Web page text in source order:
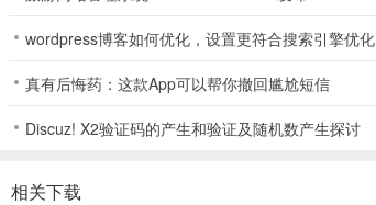
wordpress博客如何优化，设置更符合搜索引擎优化
真有后悔药：这款App可以帮你撤回尴尬短信
Discuz! X2验证码的产生和验证及随机数产生探讨
相关下载